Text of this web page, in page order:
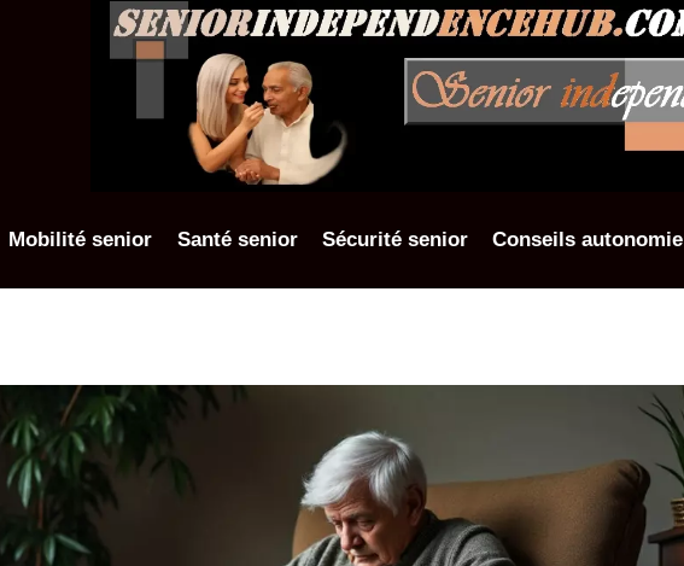
Mobilité senior Santé senior Sécurité senior Conseils autonomie